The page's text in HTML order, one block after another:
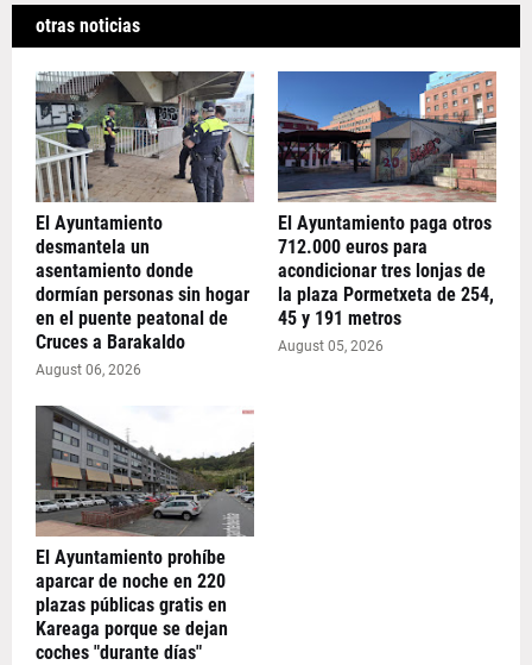
otras noticias
El Ayuntamiento
desmantela un
asentamiento donde
dormían personas sin hogar
en el puente peatonal de
Cruces a Barakaldo
August 06, 2026
El Ayuntamiento paga otros
712.000 euros para
acondicionar tres lonjas de
la plaza Pormetxeta de 254,
45 y 191 metros
August 05, 2026
El Ayuntamiento prohíbe
aparcar de noche en 220
plazas públicas gratis en
Kareaga porque se dejan
coches "durante días"